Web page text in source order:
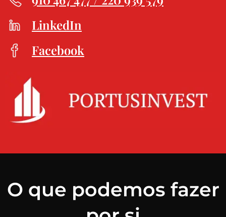
LinkedIn
Facebook
O que podemos fazer